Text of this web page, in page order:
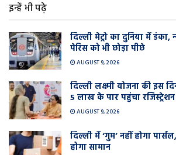
इन्हें भी पढ़े
दिल्ली मेट्रो का दुनिया में
पेरिस को भी छोड़ा पीछे
AUGUST 9, 2026
दिल्ली लक्ष्मी योजना की इस
5 लाख के पार पहुंचा रजिस्ट्रेशन
AUGUST 9, 2026
दिल्ली में ‘गुम’ नहीं होगा
होगा सामान